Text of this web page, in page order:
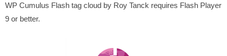
WP Cumulus Flash tag cloud by Roy Tanck requires Flash Player
9 or better.